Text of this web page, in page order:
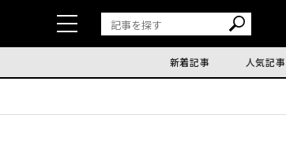
新着記事 人気記事